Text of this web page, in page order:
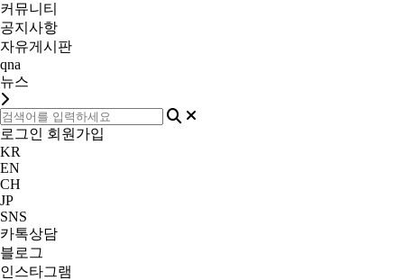
커뮤니티
공지사항
자유게시판
qna
뉴스
로그인 회원가입
KR
EN
CH
JP
SNS
카톡상담
블로그
인스타그램